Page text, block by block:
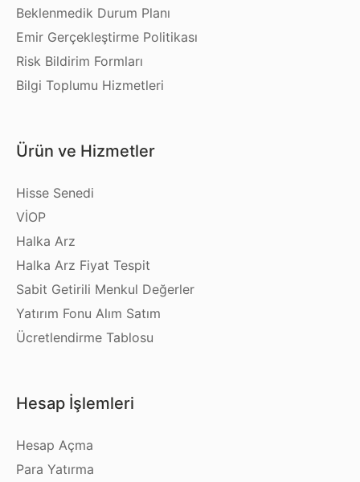
Beklenmedik Durum Planı
Emir Gerçekleştirme Politikası
Risk Bildirim Formları
Bilgi Toplumu Hizmetleri
Ürün ve Hizmetler
Hisse Senedi
VİOP
Halka Arz
Halka Arz Fiyat Tespit
Sabit Getirili Menkul Değerler
Yatırım Fonu Alım Satım
Ücretlendirme Tablosu
Hesap İşlemleri
Hesap Açma
Para Yatırma